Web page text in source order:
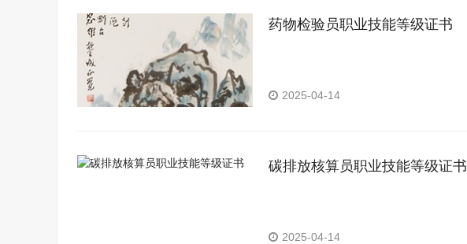
药物检验员职业技能等级证书
2025-04-14
碳排放核算员职业技能等级证书
2025-04-14